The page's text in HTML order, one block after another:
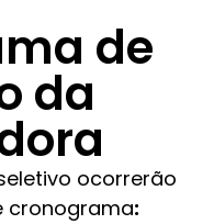
de
da
ocorrerão
cronograma: